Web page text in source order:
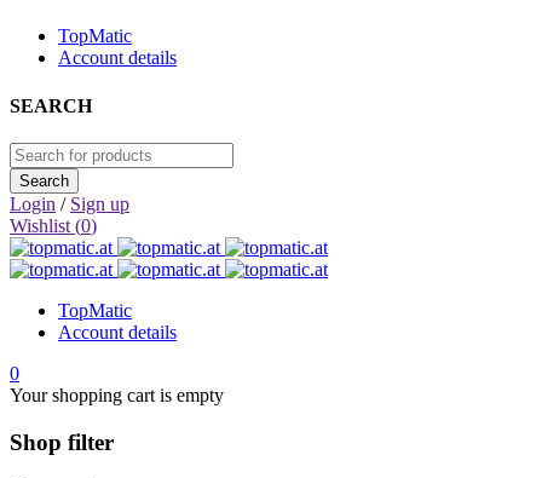
TopMatic
Account details
SEARCH
Login / Sign up
Wishlist (0)
TopMatic
Account details
0
Your shopping cart is empty
Shop filter